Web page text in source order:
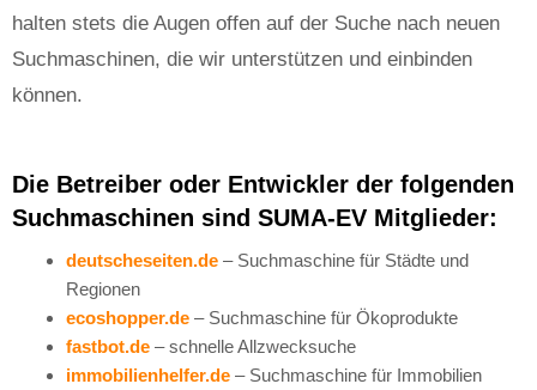
halten stets die Augen offen auf der Suche nach neuen
Suchmaschinen, die wir unterstützen und einbinden
können.
Die Betreiber oder Entwickler der folgenden
Suchmaschinen sind SUMA-EV Mitglieder:
deutscheseiten.de – Suchmaschine für Städte und
Regionen
ecoshopper.de – Suchmaschine für Ökoprodukte
fastbot.de – schnelle Allzwecksuche
immobilienhelfer.de – Suchmaschine für Immobilien